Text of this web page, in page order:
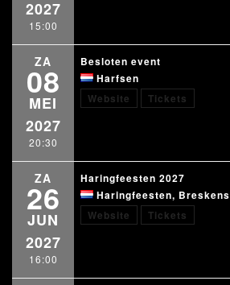
2027
15:00
ZA
08
MEI
2027
20:30
Besloten event
Harfsen
Website
Tickets
ZA
26
JUN
2027
16:00
Haringfeesten 2027
Haringfeesten, Breskens
Website
Tickets